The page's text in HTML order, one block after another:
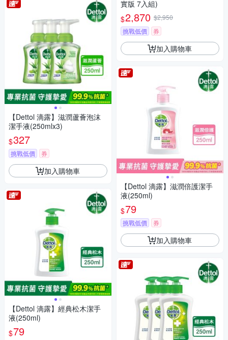
【Dettol 滴露】滋潤蘆薈泡沫
潔手液(250mlx3)
$327
挑戰低價 券
加入購物車
【Dettol 滴露】經典松木潔手
液(250ml)
$79
實版 7入組)
$2,870 $2,950
挑戰低價
券
加入購物車
【Dettol 滴露】滋潤倍護潔手
液(250ml)
$79
挑戰低價 券
加入購物車